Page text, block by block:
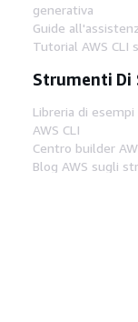
generativa
Guide
Tutorial AWS CLI
Strumenti Di
Libreria di esempi
AWS CLI
Centro builder
Blog AWS sugli